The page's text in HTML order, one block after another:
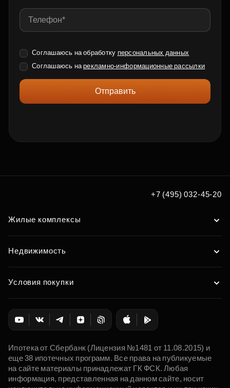
Соглашаюсь на обработку персональных данных
Соглашаюсь нарекламно-информационные рассылки
Отправить
+7 (495) 032-45-20
Жилые комплексы
Недвижимость
Условия покупки
Ипотека от Сбербанк (Лицензия №1481 от 11.08.2015) и
еще 38 ипотечных программ. Все права на публикуемые
на сайте материалы принадлежат ГК ФСК. Любая
информация, представленная на данном сайте, носит